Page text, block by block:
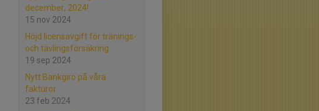
december, 2024!
15 nov 2024
Höjd licensavgift för tränings-
och tävlingsförsäkring
19 sep 2024
Nytt Bankgiro på våra
fakturor
23 feb 2024